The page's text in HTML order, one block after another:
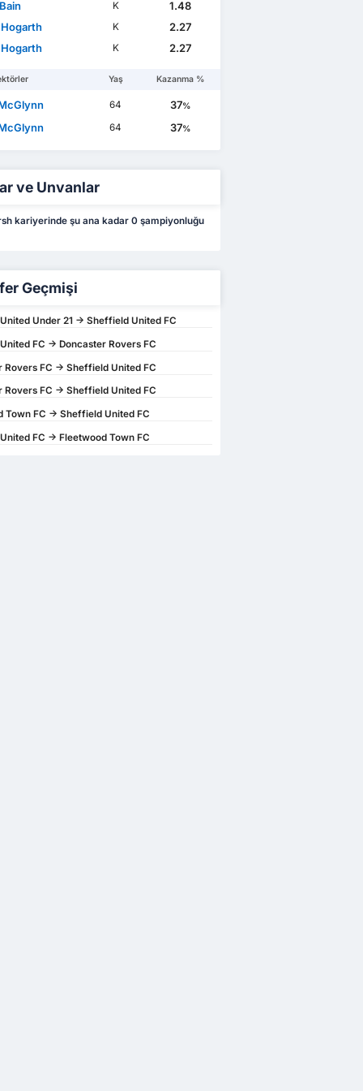
K
1.48
K
2.27
K 2.27
Yaş Kazanma %
64 37%
64 37%
ve Unvanlar
kariyerinde şu ana kadar 0 şampiyonluğu
Geçmişi
Under 21 -> Sheffield United FC
FC -> Doncaster Rovers FC
Rovers FC -> Sheffield United FC
Rovers FC -> Sheffield United FC
Town FC -> Sheffield United FC
FC -> Fleetwood Town FC